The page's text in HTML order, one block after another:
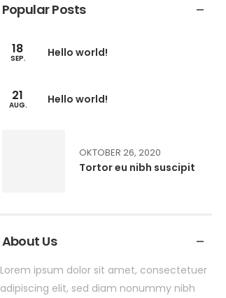
Popular Posts
18
SEP. Hello world!
21
AUG. Hello world!
OKTOBER 26, 2020
Tortor eu nibh suscipit
About Us
Lorem ipsum dolor sit amet, consectetuer
adipiscing elit, sed diam nonummy nibh